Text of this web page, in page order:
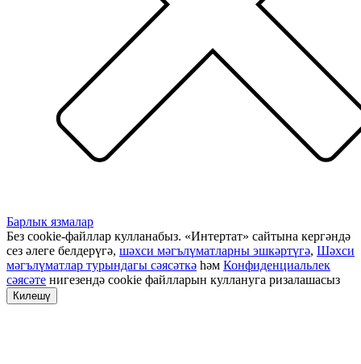
Барлык язмалар
Без cookie-файллар кулланабыз. «Интертат» сайтына кергәндә
сез әлеге белдерүгә, шәхси мәгълүматларны эшкәртүгә, Шәхси
мәгълүматлар турындагы сәясәткә һәм Конфиденциальлек
сәясәте нигезендә cookie файлларын куллануга ризалашасыз
Килешү